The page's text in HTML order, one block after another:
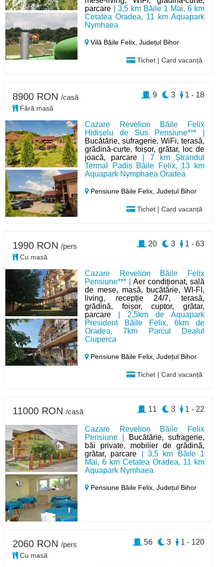
parcare | 3,5 km Băile 1 Mai, 6 km
Cetatea Oradea, 11 km Aquapark
Nymhaea
Vilă Băile Felix,Județul Bihor
Tichet | Card vacanță
Cazare Revelion Băile Felix
Hidișelu de Sus Pensiune*** |
Bucătărie, sufragerie, WiFi, terasă,
grădină-curte, foișor, grătar, loc de
joacă, parcare | 7 km Ștrandul
Termal Padiș Băile Felix, 13 km
Aquapark Nymphaea Oradea
Pensiune Băile Felix,Județul Bihor
Tichet | Card vacanță
8900 RON /casă
Fără masă
1 - 18
3
9
Cazare Revelion Băile Felix
Pensiune*** | Aer condiționat, sală
de mese, masă, bucătărie, WI-FI,
living, recepție 24/7, terasă,
grădină, foișor, cuptor, grătar,
parcare | 2,5km de Aquapark
President Băile Felix, 6km de
Oradea, 7km Parcul Dealul
Ciuperca
Pensiune Băile Felix,Județul Bihor
Tichet | Card vacanță
1990 RON /pers
Cu masă
1 - 63
3
20
Cazare Revelion Băile Felix
Pensiune |
Bucătărie, sufragerie,
băi private, mobilier de grădină,
grătar, parcare | 3,5 km Băile 1
Mai, 6 km Cetatea Oradea, 11 km
Aquapark Nymhaea
Pensiune Băile Felix,Județul Bihor
11000 RON /casă 1 - 22
3
11
2060 RON /pers
Cu masă
1 - 120
3
56